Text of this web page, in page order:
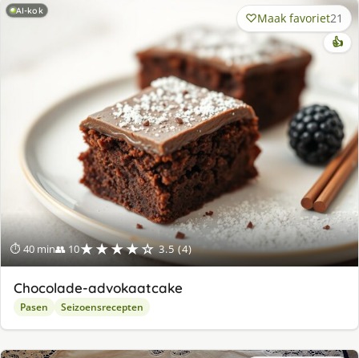
AI-kok
⏱ 40 min👥 10★★★★☆ 3.5 (4)
Maak favoriet21
👍
Chocolade-advokaatcake
Pasen Seizoensrecepten